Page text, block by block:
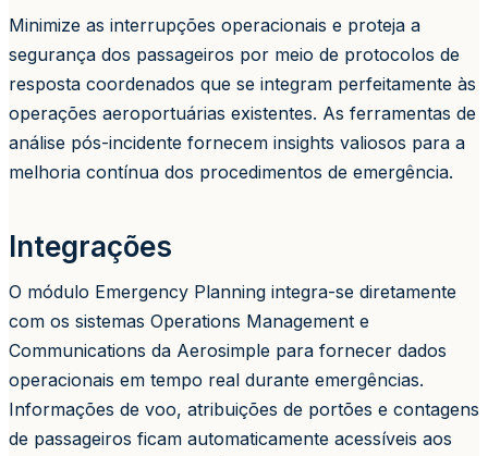
Minimize as interrupções operacionais e proteja a
segurança dos passageiros por meio de protocolos de
resposta coordenados que se integram perfeitamente às
operações aeroportuárias existentes. As ferramentas de
análise pós-incidente fornecem insights valiosos para a
melhoria contínua dos procedimentos de emergência.
Integrações
O módulo Emergency Planning integra-se diretamente
com os sistemas Operations Management e
Communications da Aerosimple para fornecer dados
operacionais em tempo real durante emergências.
Informações de voo, atribuições de portões e contagens
de passageiros ficam automaticamente acessíveis aos